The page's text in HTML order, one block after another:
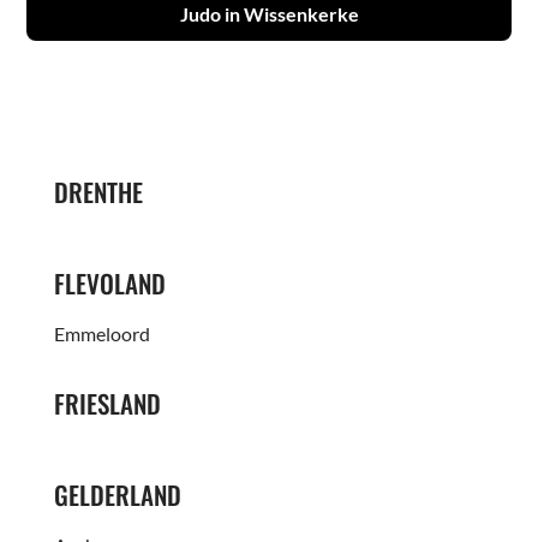
Judo in Wissenkerke
DRENTHE
FLEVOLAND
Emmeloord
FRIESLAND
GELDERLAND